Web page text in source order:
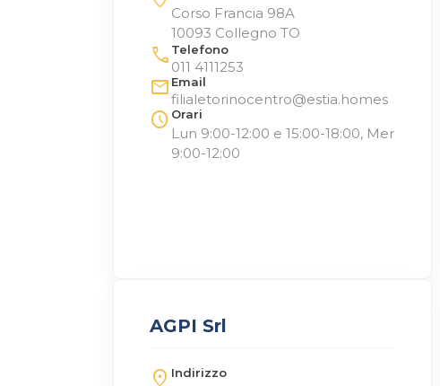
Corso Francia 98A
10093 Collegno TO
call Telefono
011 4111253
mail Email
filialetorinocentro@estia.homes
schedule Orari
Lun 9:00-12:00 e 15:00-18:00, Mer
9:00-12:00
AGPI Srl
location_on Indirizzo